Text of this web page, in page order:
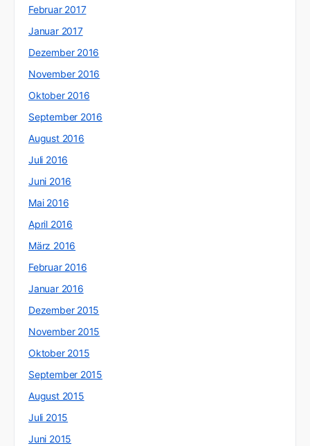
Februar 2017
Januar 2017
Dezember 2016
November 2016
Oktober 2016
September 2016
August 2016
Juli 2016
Juni 2016
Mai 2016
April 2016
März 2016
Februar 2016
Januar 2016
Dezember 2015
November 2015
Oktober 2015
September 2015
August 2015
Juli 2015
Juni 2015